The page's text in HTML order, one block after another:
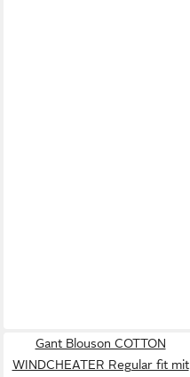
Gant Blouson COTTON
WINDCHEATER Regular fit mit